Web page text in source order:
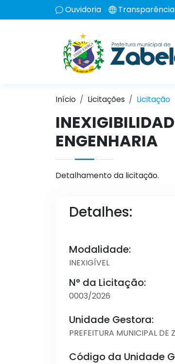
Ouvidoria Transparência
Início Licitações Licitação
ENGENHARIA
Detalhamento da licitação.
Detalhes:
Modalidade:
INEXIGÍVEL
N° da Licitação:
0003/2026
Unidade Gestora:
PREFEITURA MUNICIPAL DE
Código da Unidade